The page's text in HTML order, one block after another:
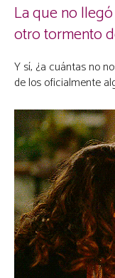
La que no
otro tormento
Y sí, ¿a cuántas no
de los oficialmente